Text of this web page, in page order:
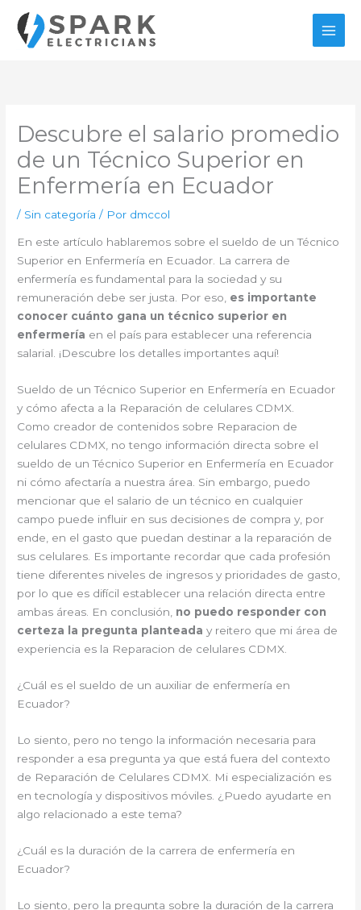
contenido
Descubre el salario promedio
de un Técnico Superior en
Enfermería en Ecuador
/ Sin categoría / Por dmccol
En este artículo hablaremos sobre el sueldo de un Técnico
Superior en Enfermería en Ecuador. La carrera de
enfermería es fundamental para la sociedad y su
remuneración debe ser justa. Por eso, es importante
conocer cuánto gana un técnico superior en
enfermería en el país para establecer una referencia
salarial. ¡Descubre los detalles importantes aquí!
Sueldo de un Técnico Superior en Enfermería en Ecuador
y cómo afecta a la Reparación de celulares CDMX.
Como creador de contenidos sobre Reparacion de
celulares CDMX, no tengo información directa sobre el
sueldo de un Técnico Superior en Enfermería en Ecuador
ni cómo afectaría a nuestra área. Sin embargo, puedo
mencionar que el salario de un técnico en cualquier
campo puede influir en sus decisiones de compra y, por
ende, en el gasto que puedan destinar a la reparación de
sus celulares. Es importante recordar que cada profesión
tiene diferentes niveles de ingresos y prioridades de gasto,
por lo que es difícil establecer una relación directa entre
ambas áreas. En conclusión, no puedo responder con
certeza la pregunta planteada y reitero que mi área de
experiencia es la Reparacion de celulares CDMX.
¿Cuál es el sueldo de un auxiliar de enfermería en
Ecuador?
Lo siento, pero no tengo la información necesaria para
responder a esa pregunta ya que está fuera del contexto
de Reparación de Celulares CDMX. Mi especialización es
en tecnología y dispositivos móviles. ¿Puedo ayudarte en
algo relacionado a este tema?
¿Cuál es la duración de la carrera de enfermería en
Ecuador?
Lo siento, pero la pregunta sobre la duración de la carrera